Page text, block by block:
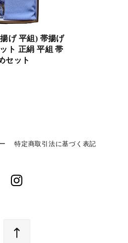
げ 平組) 帯揚げ
ト 正絹 平組 帯
セット
特定商取引法に基づく表記